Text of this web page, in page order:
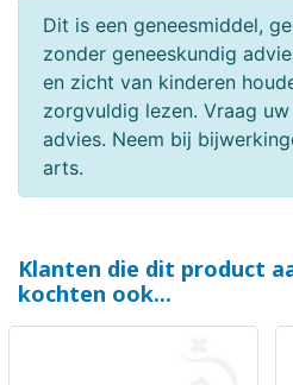
Dit is een geneesmiddel,
zonder geneeskundig
en zicht van kinderen
zorgvuldig lezen. Vraag
advies. Neem bij
arts.
Klanten die dit product
kochten ook...